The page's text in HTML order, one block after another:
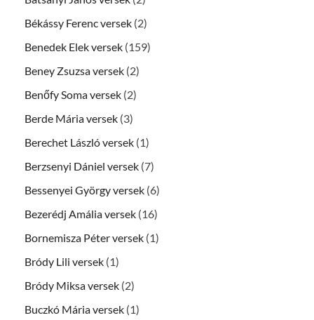
Békássy Ferenc versek (2)
Benedek Elek versek (159)
Beney Zsuzsa versek (2)
Benőfy Soma versek (2)
Berde Mária versek (3)
Berechet László versek (1)
Berzsenyi Dániel versek (7)
Bessenyei György versek (6)
Bezerédj Amália versek (16)
Bornemisza Péter versek (1)
Bródy Lili versek (1)
Bródy Miksa versek (2)
Buczkó Mária versek (1)